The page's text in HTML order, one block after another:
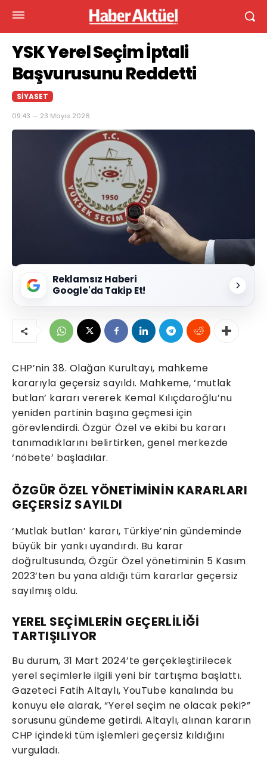
YSK Yerel Seçim İptali
Başvurusunu Reddetti
SIYASET
09:43 — 23 Mayıs 2026
Reklamsız Haberi
Google'da Takip Et!
CHP’nin 38. Olağan Kurultayı, mahkeme
kararıyla geçersiz sayıldı. Mahkeme, ‘mutlak
butlan’ kararı vererek Kemal Kılıçdaroğlu’nu
yeniden partinin başına geçmesi için
görevlendirdi. Özgür Özel ve ekibi bu kararı
tanımadıklarını belirtirken, genel merkezde
‘nöbete’ başladılar.
ÖZGÜR ÖZEL YÖNETİMİNİN KARARLARI
GEÇERSİZ SAYILDI
‘Mutlak butlan’ kararı, Türkiye’nin gündeminde
büyük bir yankı uyandırdı. Bu karar
doğrultusunda, Özgür Özel yönetiminin 5 Kasım
2023’ten bu yana aldığı tüm kararlar geçersiz
sayılmış oldu.
YEREL SEÇİMLERİN GEÇERLİLİĞİ
TARTIŞILIYOR
Bu durum, 31 Mart 2024’te gerçekleştirilecek
yerel seçimlerle ilgili yeni bir tartışma başlattı.
Gazeteci Fatih Altaylı, YouTube kanalında bu
konuyu ele alarak, “Yerel seçim ne olacak peki?”
sorusunu gündeme getirdi. Altaylı, alınan kararın
CHP içindeki tüm işlemleri geçersiz kıldığını
vurguladı.